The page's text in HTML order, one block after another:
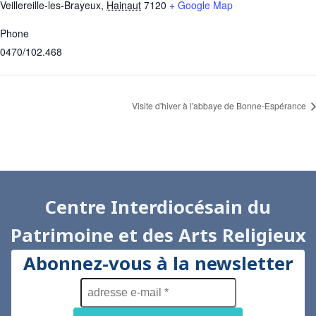
Veillereille-les-Brayeux, Hainaut 7120 + Google Map
Phone
0470/102.468
Visite d'hiver à l'abbaye de Bonne-Espérance
Centre Interdiocésain du
Patrimoine et des Arts Religieux
Abonnez-vous à la newsletter
adresse
e-
mail